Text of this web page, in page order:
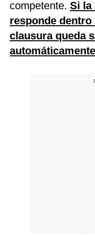
competente. Si la
responde dentro
clausura queda